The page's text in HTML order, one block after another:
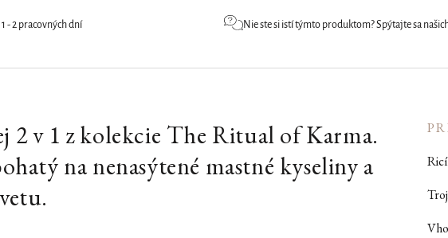
- 2 pracovných dní Nie ste si istí týmto produktom? Spýtajte sa
2 v 1 z kolekcie The Ritual of Karma.
na nenasýtené mastné kyseliny a